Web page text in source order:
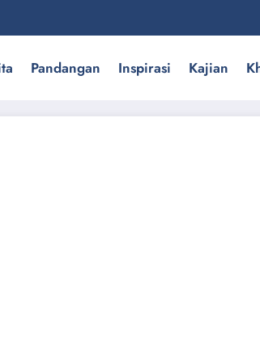
Pandangan Inspirasi Kajian